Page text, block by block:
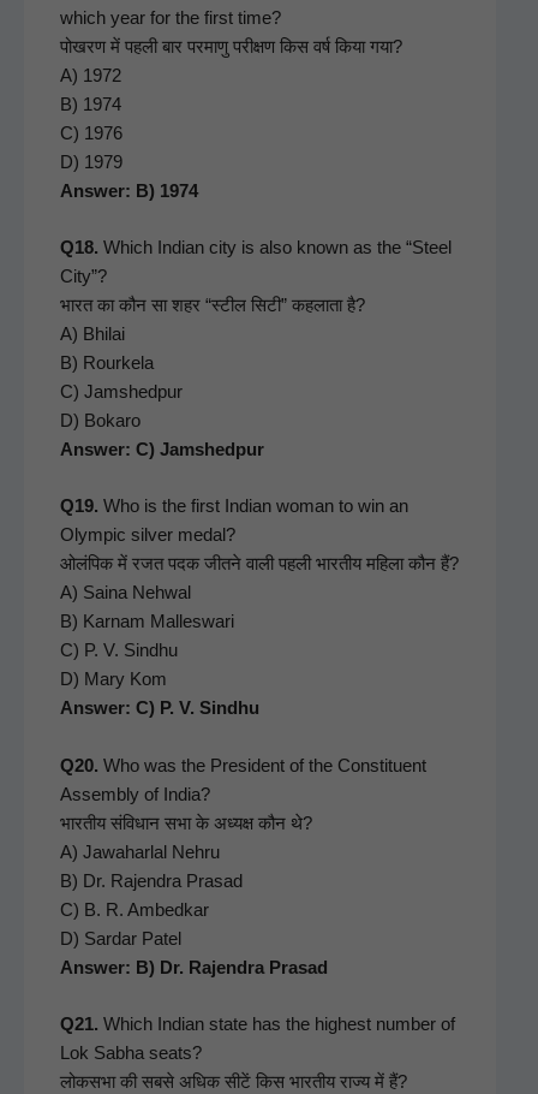
which year for the first time?
पोखरण में पहली बार परमाणु परीक्षण किस वर्ष किया गया?
A) 1972
B) 1974
C) 1976
D) 1979
Answer: B) 1974
Q18. Which Indi­an city is also known as the “Steel
City”?
भारत का कौन सा शहर “स्टील सिटी” कहलाता है?
A) Bhi­lai
B) Rourkela
C) Jamshed­pur
D) Bokaro
Answer: C) Jamshedpur
Q19. Who is the first Indi­an woman to win an
Olympic sil­ver medal?
ओलंपिक में रजत पदक जीतने वाली पहली भारतीय महिला कौन हैं?
A) Saina Nehw­al
B) Kar­nam Malleswari
C) P. V. Sind­hu
D) Mary Kom
Answer: C) P. V. Sindhu
Q20. Who was the Pres­i­dent of the Con­stituent
Assem­bly of India?
भारतीय संविधान सभा के अध्यक्ष कौन थे?
A) Jawa­har­lal Nehru
B) Dr. Rajen­dra Prasad
C) B. R. Ambed­kar
D) Sar­dar Patel
Answer: B) Dr. Rajen­dra Prasad
Q21. Which Indi­an state has the high­est num­ber of
Lok Sab­ha seats?
लोकसभा की सबसे अधिक सीटें किस भारतीय राज्य में हैं?